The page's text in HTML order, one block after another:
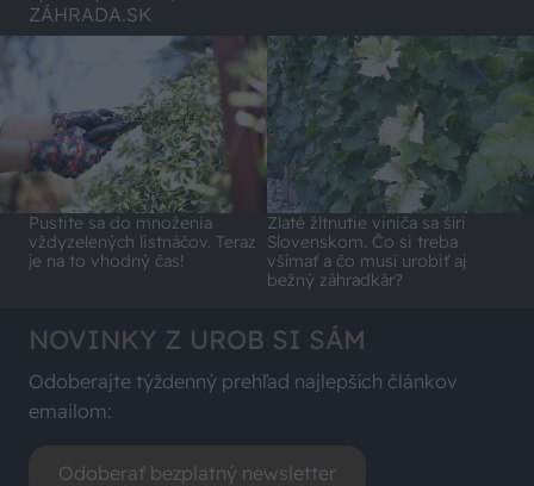
ZÁHRADA.SK
Pustite sa do množenia
vždyzelených listnáčov. Teraz
je na to vhodný čas!
Zlaté žltnutie viniča sa šíri
Slovenskom. Čo si treba
všímať a čo musí urobiť aj
bežný záhradkár?
NOVINKY Z UROB SI SÁM
Odoberajte týždenný prehľad najlepších článkov
emailom:
Odoberať bezplatný newsletter